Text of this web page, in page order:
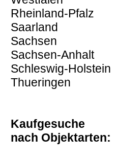
Rheinland-Pfalz
Saarland
Sachsen
Sachsen-Anhalt
Schleswig-Holstein
Thueringen
Kaufgesuche
nach Objektarten: